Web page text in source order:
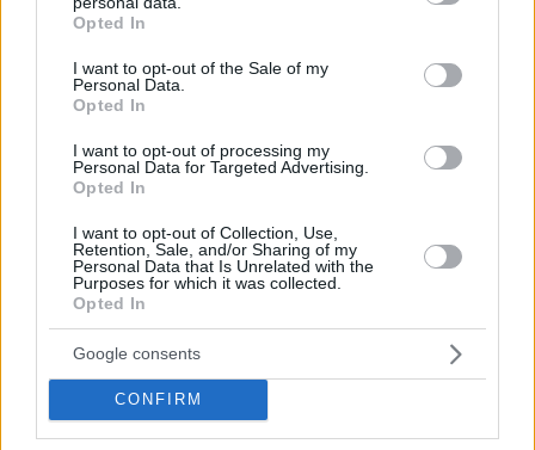
grant or deny consent to Google and its third-party tags to
use your data for below specified purposes in below Google
consent section.
Opted In
I want to opt-out of the Sale of my
Personal Data.
Opted In
I want to opt-out of processing my
Personal Data for Targeted Advertising.
Opted In
I want to opt-out of Collection, Use,
Retention, Sale, and/or Sharing of my
Personal Data that Is Unrelated with the
Purposes for which it was collected.
Opted In
Google consents
CONFIRM
πόδια σε ένα παπούτσι, ένας από τους λόγους που
αντίπαλοί μας είναι πολύ χαμηλού επιπέδου» είπε ο
υπουργός Υγείας